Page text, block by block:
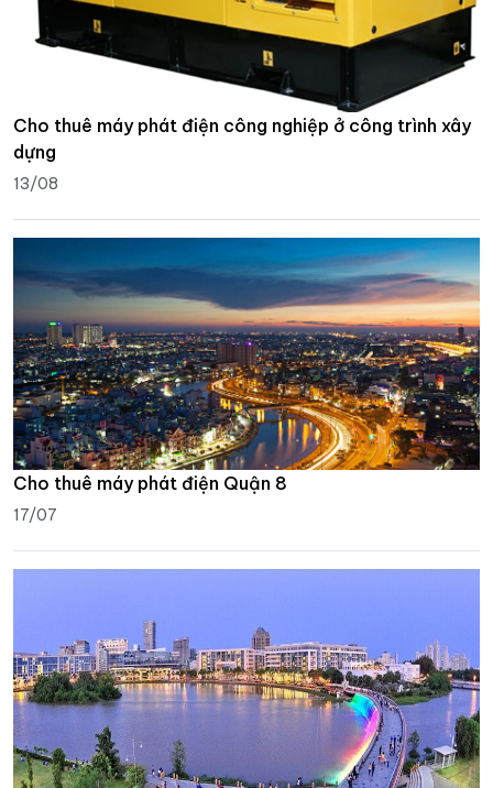
Cho thuê máy phát điện công nghiệp ở công trình xây
dựng
13/08
Cho thuê máy phát điện Quận 8
17/07